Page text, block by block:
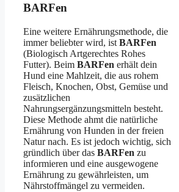
BARFen
Eine weitere Ernährungsmethode, die
immer beliebter wird, ist BARFen
(Biologisch Artgerechtes Rohes
Futter). Beim BARFen erhält dein
Hund eine Mahlzeit, die aus rohem
Fleisch, Knochen, Obst, Gemüse und
zusätzlichen
Nahrungsergänzungsmitteln besteht.
Diese Methode ahmt die natürliche
Ernährung von Hunden in der freien
Natur nach. Es ist jedoch wichtig, sich
gründlich über das BARFen zu
informieren und eine ausgewogene
Ernährung zu gewährleisten, um
Nährstoffmängel zu vermeiden.